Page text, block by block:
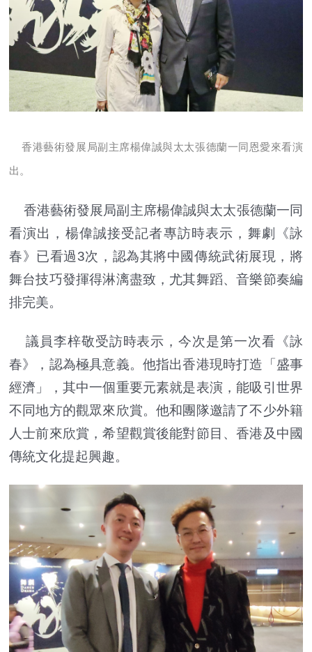
香港藝術發展局副主席楊偉誠與太太張德蘭一同恩愛來看演
出。
香港藝術發展局副主席楊偉誠與太太張德蘭一同
看演出，楊偉誠接受記者專訪時表示，舞劇《詠
春》已看過3次，認為其將中國傳統武術展現，將
舞台技巧發揮得淋漓盡致，尤其舞蹈、音樂節奏編
排完美。
議員李梓敬受訪時表示，今次是第一次看《詠
春》，認為極具意義。他指出香港現時打造「盛事
經濟」，其中一個重要元素就是表演，能吸引世界
不同地方的觀眾來欣賞。他和團隊邀請了不少外籍
人士前來欣賞，希望觀賞後能對節目、香港及中國
傳統文化提起興趣。